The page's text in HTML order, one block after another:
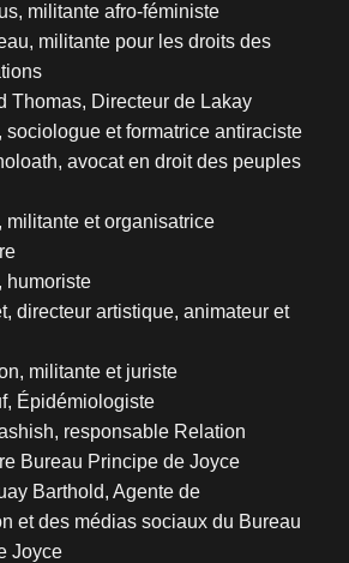
militante afro-féministe
militante pour les droits des
Thomas, Directeur de Lakay
sociologue et formatrice antiraciste
avocat en droit des peuples
militante et organisatrice
humoriste
directeur artistique, animateur et
militante et juriste
Épidémiologiste
responsable Relation
Bureau Principe de Joyce
Barthold, Agente de
et des médias sociaux du Bureau
Joyce